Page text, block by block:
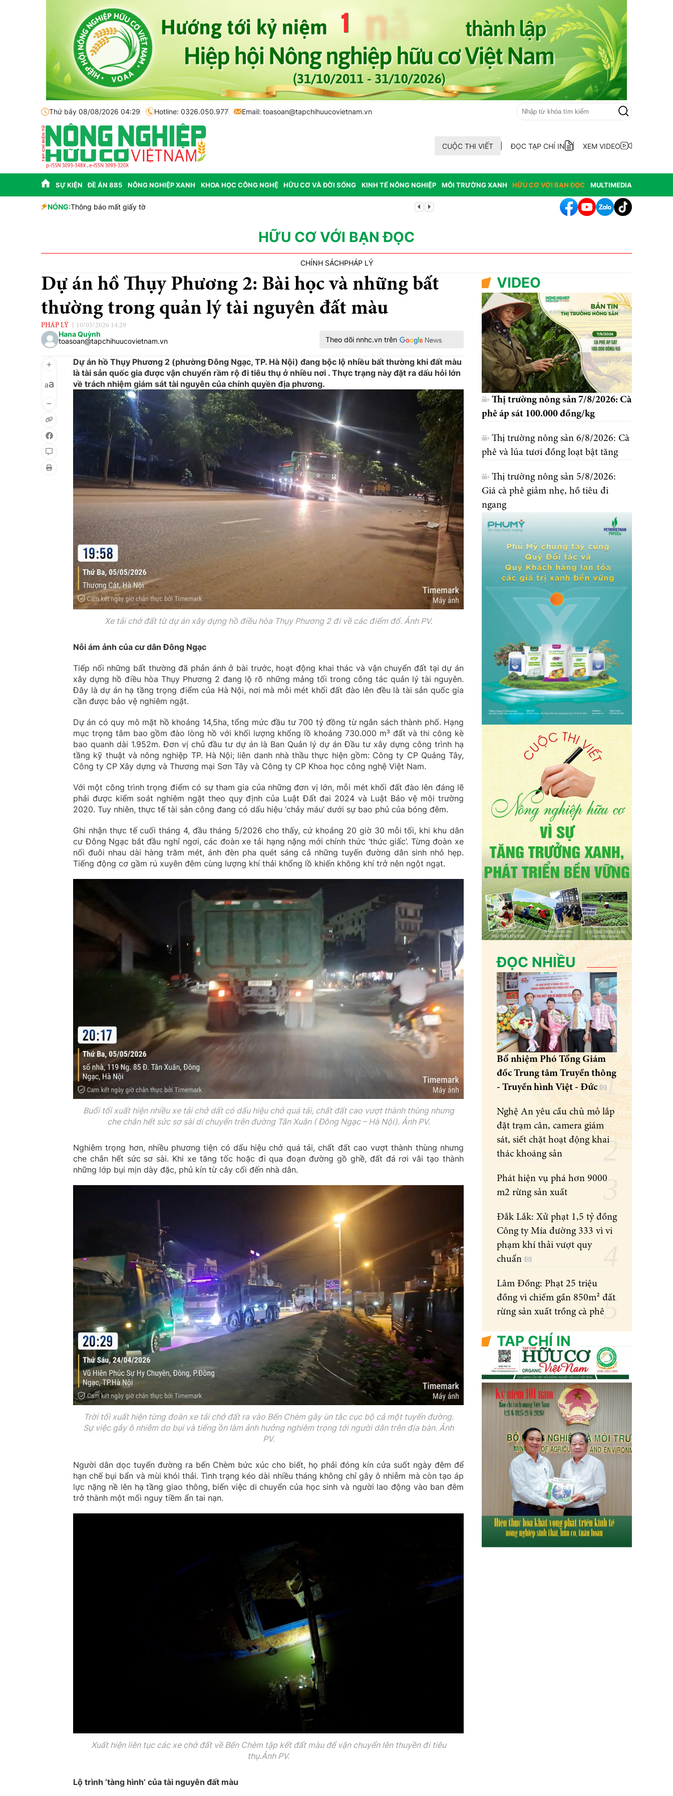
Thứ bảy 08/08/2026 04:29 Hotline: 0326.050.977 Email: toasoan@tapchihuucovietnam.vn
CUỘC THI VIẾT ĐỌC TẠP CHÍ IN XEM VIDEO
SỰ KIỆN ĐỀ ÁN 885 NÔNG NGHIỆP XANH KHOA HỌC CÔNG NGHỆ HỮU CƠ VÀ ĐỜI SỐNG KINH TẾ NÔNG NGHIỆP MÔI TRƯỜNG XANH HỮU CƠ VỚI BẠN ĐỌC MULTIMEDIA
NÓNG:Thông báo mất giấy tờ Lâm Đồng: Không hợp thức hóa diện tích đất vi phạm có nguồn gốc từ phá rừng
HỮU CƠ VỚI BẠN ĐỌC
CHÍNH SÁCHPHÁP LÝ
Dự án hồ Thụy Phương 2: Bài học và những bất
thường trong quản lý tài nguyên đất màu
PHÁP LÝ 10/05/2026 14:29
Hana Quỳnh
toasoan@tapchihuucovietnam.vn
Theo dõi nnhc.vn trên
aa
Dự án hồ Thụy Phương 2 (phường Đông Ngạc, TP. Hà Nội) đang bộc lộ nhiều bất thường khi đất màu
là tài sản quốc gia được vận chuyển rầm rộ đi tiêu thụ ở nhiều nơi . Thực trạng này đặt ra dấu hỏi lớn
về trách nhiệm giám sát tài nguyên của chính quyền địa phương.
Xe tải chở đất từdự án xây dựng hồ điều hòa Thụy Phương 2đi về các điểm đổ. Ảnh PV.
Nỗi ám ảnh của cư dân Đông Ngạc
Tiếp nối những bất thường đã phản ánh ở bài trước, hoạt động khai thác và vận chuyển đất tại dự án
xây dựng hồ điều hòa Thụy Phương 2 đang lộ rõ những mảng tối trong công tác quản lý tài nguyên.
Đây là dự án hạ tầng trọng điểm của Hà Nội, nơi mà mỗi mét khối đất đào lên đều là tài sản quốc gia
cần được bảo vệ nghiêm ngặt.
Dự án có quy mô mặt hồ khoảng 14,5ha, tổng mức đầu tư 700 tỷ đồng từ ngân sách thành phố. Hạng
mục trọng tâm bao gồm đào lòng hồ với khối lượng khổng lồ khoảng 730.000 m³ đất và thi công kè
bao quanh dài 1.952m. Đơn vị chủ đầu tư dự án là Ban Quản lý dự án Đầu tư xây dựng công trình hạ
tầng kỹ thuật và nông nghiệp TP. Hà Nội; liên danh nhà thầu thực hiện gồm: Công ty CP Quảng Tây,
Công ty CP Xây dựng và Thương mại Sơn Tây và Công ty CP Khoa học công nghệ Việt Nam.
Với một công trình trọng điểm có sự tham gia của những đơn vị lớn, mỗi mét khối đất đào lên đáng lẽ
phải được kiểm soát nghiêm ngặt theo quy định của Luật Đất đai 2024 và Luật Bảo vệ môi trường
2020. Tuy nhiên, thực tế tài sản công đang có dấu hiệu ‘chảy máu’ dưới sự bao phủ của bóng đêm.
Ghi nhận thực tế cuối tháng 4, đầu tháng 5/2026 cho thấy, cứ khoảng 20 giờ 30 mỗi tối, khi khu dân
cư Đông Ngạc bắt đầu nghỉ ngơi, các đoàn xe tải hạng nặng mới chính thức ‘thức giấc’. Từng đoàn xe
nối đuôi nhau dài hàng trăm mét, ánh đèn pha quét sáng cả những tuyến đường dân sinh nhỏ hẹp.
Tiếng động cơ gầm rú xuyên đêm cùng lượng khí thải khổng lồ khiến không khí trở nên ngột ngạt.
Buổi tối xuất hiện nhiều xe tải chở dất có dấu hiệu chở quá tải, chất đất cao vượt thành thùng nhưng
che chắn hết sức sơ sài di chuyển trên đường Tân Xuân ( Đông Ngạc – Hà Nội). Ảnh PV.
Nghiêm trọng hơn, nhiều phương tiện có dấu hiệu chở quá tải, chất đất cao vượt thành thùng nhưng
che chắn hết sức sơ sài. Khi xe tăng tốc hoặc đi qua đoạn đường gồ ghề, đất đá rơi vãi tạo thành
những lớp bụi mịn dày đặc, phủ kín từ cây cối đến nhà dân.
Trời tối xuất hiện từng đoàn xe tải chở đất ra vào Bến Chèm gây ùn tắc cục bộ cả một tuyến đường.
Sự việc gây ô nhiễm do bụi và tiếng ồn làm ảnh hưởng nghiêm trọng tới người dân trên địa bàn. Ảnh
PV.
Người dân dọc tuyến đường ra bến Chèm bức xúc cho biết, họ phải đóng kín cửa suốt ngày đêm để
hạn chế bụi bẩn và mùi khói thải. Tình trạng kéo dài nhiều tháng không chỉ gây ô nhiễm mà còn tạo áp
lực nặng nề lên hạ tầng giao thông, biến việc di chuyển của học sinh và người lao động vào ban đêm
trở thành một mối nguy tiềm ẩn tai nạn.
Xuất hiện liên tục các xe chở đất về Bến Chèm tập kết đất màu để vận chuyển lên thuyền đi tiêu
thụ.Ảnh PV.
Lộ trình ‘tàng hình’ của tài nguyên đất màu
VIDEO
Thị trường nông sản 7/8/2026: Cà
phê áp sát 100.000 đồng/kg
Thị trường nông sản 6/8/2026: Cà
phê và lúa tươi đồng loạt bật tăng
Thị trường nông sản 5/8/2026:
Giá cà phê giảm nhẹ, hồ tiêu đi
ngang
ĐỌC NHIỀU
Bổ nhiệm Phó Tổng Giám
đốc Trung tâm Truyền thông
- Truyền hình Việt - Đức
Nghệ An yêu cầu chủ mỏ lắp
đặt trạm cân, camera giám
sát, siết chặt hoạt động khai
thác khoáng sản
Phát hiện vụ phá hơn 9000
m2 rừng sản xuất
Đắk Lắk: Xử phạt 1,5 tỷ đồng
Công ty Mía đường 333 vì vi
phạm khí thải vượt quy
chuẩn
Lâm Đồng: Phạt 25 triệu
đồng vì chiếm gần 850m² đất
rừng sản xuất trồng cà phê
TẠP CHÍ IN